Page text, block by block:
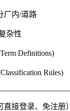
厂内/道路
杂性
Definitions)
Rules)
接登录、免注册）